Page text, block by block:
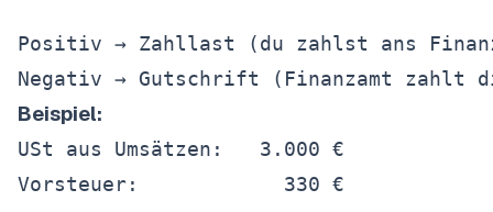
Positiv → Zahllast (du zahlst ans
Beispiel:
USt aus Umsätzen:   3.000 €
Vorsteuer:            330 €